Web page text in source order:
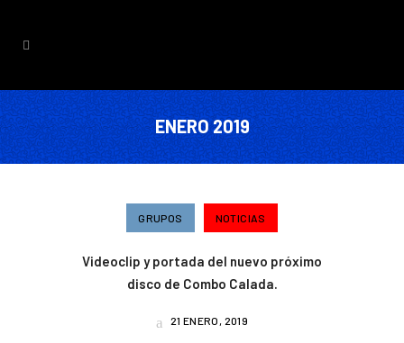
ENERO 2019
GRUPOS NOTICIAS
Videoclip y portada del nuevo próximo
disco de Combo Calada.
21 ENERO, 2019